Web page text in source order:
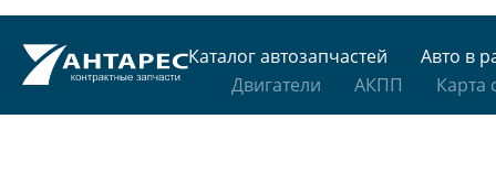
Каталог автозапчастей
Авто в
Двигатели
АКПП Карта